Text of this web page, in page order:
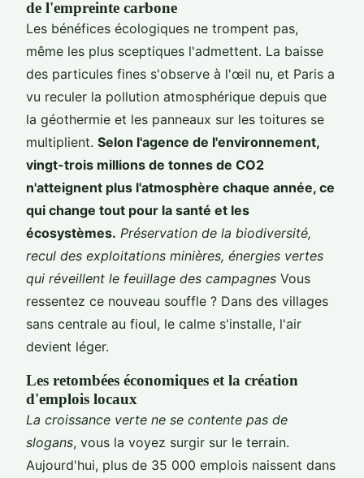
de l'empreinte carbone
Les bénéfices écologiques ne trompent pas,
même les plus sceptiques l'admettent. La baisse
des particules fines s'observe à l'œil nu, et Paris a
vu reculer la pollution atmosphérique depuis que
la géothermie et les panneaux sur les toitures se
multiplient. Selon l'agence de l'environnement,
vingt-trois millions de tonnes de CO2
n'atteignent plus l'atmosphère chaque année, ce
qui change tout pour la santé et les
écosystèmes. Préservation de la biodiversité,
recul des exploitations minières, énergies vertes
qui réveillent le feuillage des campagnes Vous
ressentez ce nouveau souffle ? Dans des villages
sans centrale au fioul, le calme s'installe, l'air
devient léger.
Les retombées économiques et la création
d'emplois locaux
La croissance verte ne se contente pas de
slogans, vous la voyez surgir sur le terrain.
Aujourd'hui, plus de 35 000 emplois naissent dans